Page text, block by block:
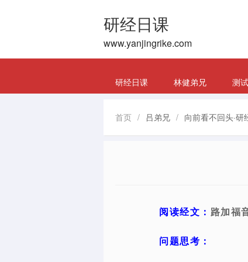
研经日课
www.yanjingrike.com
研经日课 林健弟兄 测
首页 / 吕弟兄 / 向前看不回头·研
阅读经文： 路加福
问题思考：